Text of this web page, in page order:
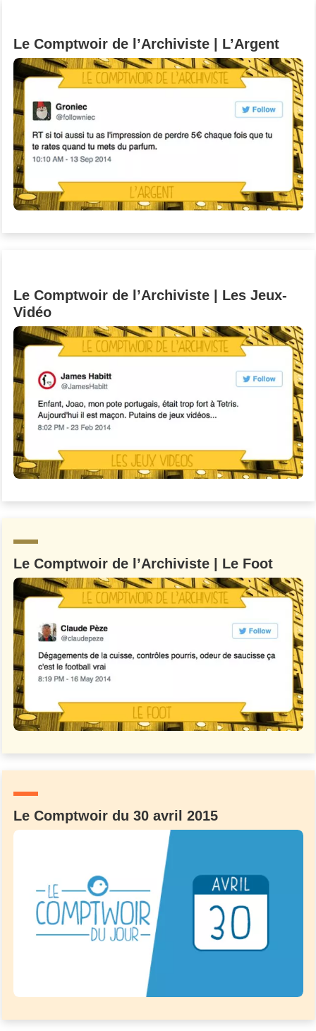
Le Comptwoir de l’Archiviste | L’Argent
Le Comptwoir de l’Archiviste | Les Jeux-
Vidéo
Le Comptwoir de l’Archiviste | Le Foot
Le Comptwoir du 30 avril 2015
Un Thread
C'EST PARTI